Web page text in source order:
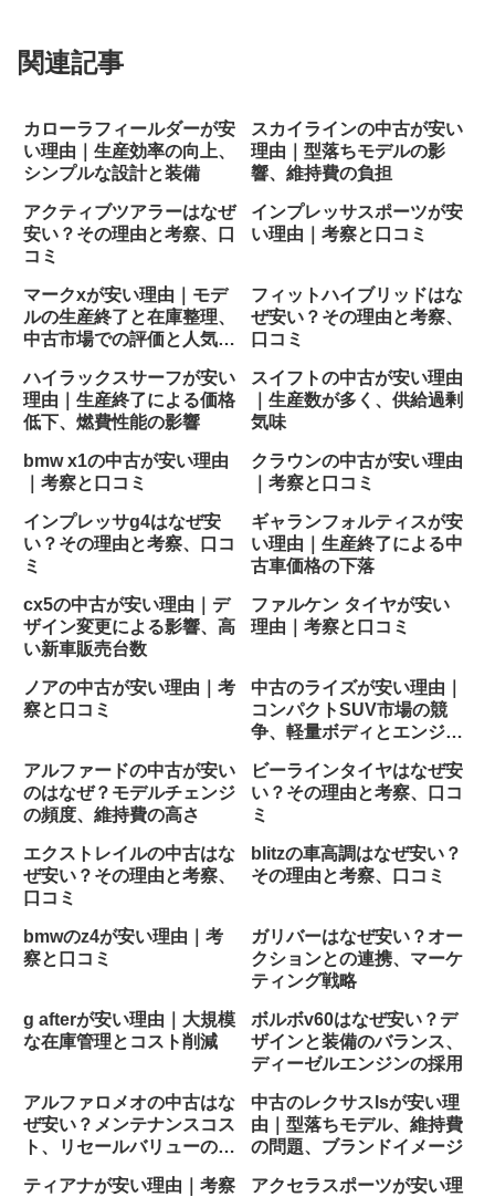
関連記事
カローラフィールダーが安
い理由｜生産効率の向上、
シンプルな設計と装備
スカイラインの中古が安い
理由｜型落ちモデルの影
響、維持費の負担
アクティブツアラーはなぜ
安い？その理由と考察、口
コミ
インプレッサスポーツが安
い理由｜考察と口コミ
マークxが安い理由｜モデ
ルの生産終了と在庫整理、
中古市場での評価と人気の
フィットハイブリッドはな
ぜ安い？その理由と考察、
口コミ
ハイラックスサーフが安い
理由｜生産終了による価格
低下、燃費性能の影響
スイフトの中古が安い理由
｜生産数が多く、供給過剰
気味
bmw x1の中古が安い理由
｜考察と口コミ
クラウンの中古が安い理由
｜考察と口コミ
インプレッサg4はなぜ安
い？その理由と考察、口コ
ミ
ギャランフォルティスが安
い理由｜生産終了による中
古車価格の下落
cx5の中古が安い理由｜デ
ザイン変更による影響、高
い新車販売台数
ファルケン タイヤが安い
理由｜考察と口コミ
ノアの中古が安い理由｜考
察と口コミ
中古のライズが安い理由｜
コンパクトSUV市場の競
争、軽量ボディとエンジン
アルファードの中古が安い
のはなぜ？モデルチェンジ
の頻度、維持費の高さ
ビーラインタイヤはなぜ安
い？その理由と考察、口コ
ミ
エクストレイルの中古はな
ぜ安い？その理由と考察、
口コミ
blitzの車高調はなぜ安い？
その理由と考察、口コミ
bmwのz4が安い理由｜考
察と口コミ
ガリバーはなぜ安い？オー
クションとの連携、マーケ
ティング戦略
g afterが安い理由｜大規模
な在庫管理とコスト削減
ボルボv60はなぜ安い？デ
ザインと装備のバランス、
ディーゼルエンジンの採用
アルファロメオの中古はな
ぜ安い？メンテナンスコス
ト、リセールバリューの低
中古のレクサスlsが安い理
由｜型落ちモデル、維持費
の問題、ブランドイメージ
ティアナが安い理由｜考察
アクセラスポーツが安い理